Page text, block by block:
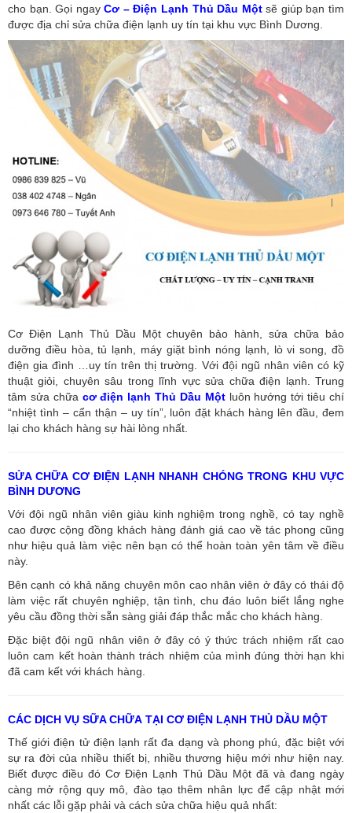
cho bạn. Gọi ngayCơ – Điện Lạnh Thủ Dầu Một sẽ giúp bạn tìm
được địa chỉ sửa chữa điện lạnh uy tín tại khu vực Bình Dương.
Cơ Điện Lạnh Thủ Dầu Một chuyên bảo hành, sửa chữa bảo
dưỡng điều hòa, tủ lạnh, máy giặt bình nóng lạnh, lò vi song, đồ
điện gia đình …uy tín trên thị trường. Với đội ngũ nhân viên có kỹ
thuật giỏi, chuyên sâu trong lĩnh vực sửa chữa điện lạnh. Trung
tâm sửa chữa cơ điện lạnh Thủ Dầu Mộtluôn hướng tới tiêu chí
“nhiệt tình – cẩn thận – uy tín”, luôn đặt khách hàng lên đầu, đem
lại cho khách hàng sự hài lòng nhất.
SỬA CHỮA CƠ ĐIỆN LẠNH NHANH CHÓNG TRONG KHU VỰC
BÌNH DƯƠNG
Với đội ngũ nhân viên giàu kinh nghiệm trong nghề, có tay nghề
cao được cộng đồng khách hàng đánh giá cao về tác phong cũng
như hiệu quả làm việc nên bạn có thể hoàn toàn yên tâm về điều
này.
Bên cạnh có khả năng chuyên môn cao nhân viên ở đây có thái độ
làm việc rất chuyên nghiệp, tận tình, chu đáo luôn biết lắng nghe
yêu cầu đồng thời sẵn sàng giải đáp thắc mắc cho khách hàng.
Đặc biệt đội ngũ nhân viên ở đây có ý thức trách nhiệm rất cao
luôn cam kết hoàn thành trách nhiệm của mình đúng thời hạn khi
đã cam kết với khách hàng.
CÁC DỊCH VỤ SỮA CHỮA TẠI CƠ ĐIỆN LẠNH THỦ DẦU MỘT
Thế giới điện tử điện lạnh rất đa dạng và phong phú, đặc biệt với
sự ra đời của nhiều thiết bị, nhiều thương hiệu mới như hiện nay.
Biết được điều đó Cơ Điện Lạnh Thủ Dầu Một đã và đang ngày
càng mở rộng quy mô, đào tạo thêm nhân lực để cập nhật mới
nhất các lỗi gặp phải và cách sửa chữa hiệu quả nhất: